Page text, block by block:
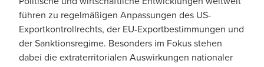
führen zu regelmäßigen Anpassungen des US-
Exportkontrollrechts, der EU-Exportbestimmungen und
der Sanktionsregime. Besonders im Fokus stehen
dabei die extraterritorialen Auswirkungen nationaler